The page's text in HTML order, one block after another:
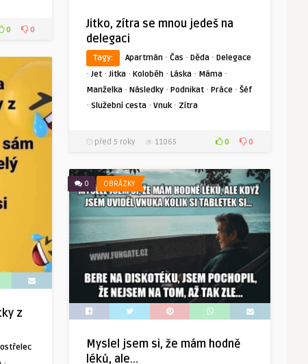
Jitko, zítra se mnou jedeš na
delegaci
Tagy: Apartmán · Čas · Děda · Delegace
· Jet · Jitka · Koloběh · Láska · Máma ·
Manželka · Následky · Podnikat · Práce · Šéf
· Služební cesta · Vnuk· Zítra
před 5 roky 11065 0 0
0 0
z
0 OBRÁZKY
Myslel jsem si, že mám hodně
léků, ale…